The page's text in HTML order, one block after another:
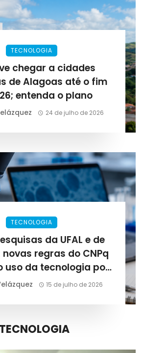
TECNOLOGIA
chegar a cidades
de Alagoas até o fim
entenda o plano
24 de julho de 2026
TECNOLOGIA
da UFAL e de
regras do CNPq
uso da tecnologia por
cientistas15 de julho de 2026
TECNOLOGIA